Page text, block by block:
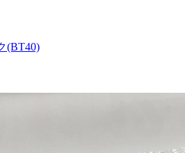
(BT40)